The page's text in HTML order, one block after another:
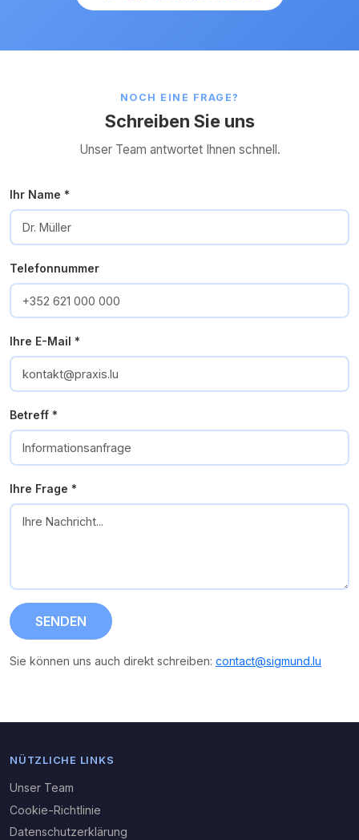
NOCH EINE FRAGE?
Schreiben Sie uns
Unser Team antwortet Ihnen schnell.
Ihr Name *
Telefonnummer
Ihre E-Mail *
Betreff *
Ihre Frage *
SENDEN
Sie können uns auch direkt schreiben: contact@sigmund.lu
NÜTZLICHE LINKS
Unser Team
Cookie-Richtlinie
Datenschutzerklärung